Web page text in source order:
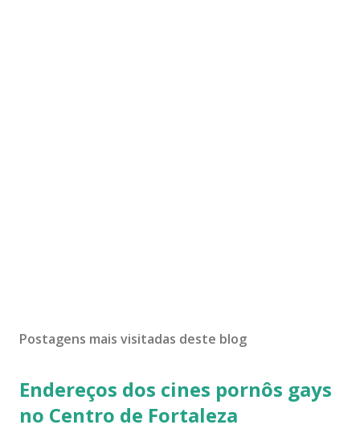
Postagens mais visitadas deste blog
Endereços dos cines pornôs gays
no Centro de Fortaleza